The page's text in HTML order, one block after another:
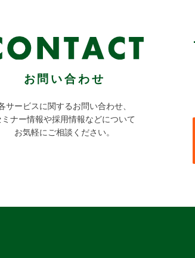
お問い合わせ
サービスに関するお問い合わせ、
ミナー情報や採用情報などについて
お気軽にご相談ください。